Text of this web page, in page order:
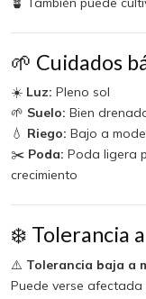
🌱 Cuidados
☀️ Luz: Pleno sol
🌱 Suelo: Bien
💧 Riego: Bajo a
✂️ Poda: Poda ligera
crecimiento
❄️ Tolerancia
⚠️ Tolerancia baja a
Puede verse afectada